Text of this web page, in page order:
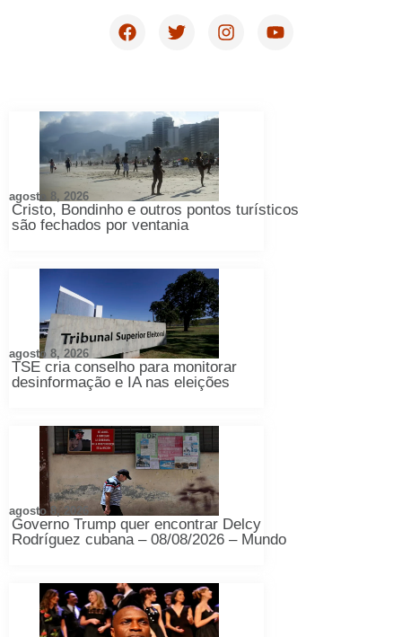
Cristo, Bondinho e outros pontos turísticos
são fechados por ventania
agosto 8, 2026
TSE cria conselho para monitorar
desinformação e IA nas eleições
agosto 8, 2026
Governo Trump quer encontrar Delcy
Rodríguez cubana – 08/08/2026 – Mundo
agosto 8, 2026